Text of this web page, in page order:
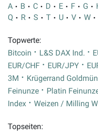
A
B C D E F G
Q
R S T U V W
Topwerte:
Bitcoin
L&S DAX Ind.
EUR/CHF
EUR/JPY
3M
Krügerrand
Feinunze
Platin
Index
Weizen / Milling
Topseiten: